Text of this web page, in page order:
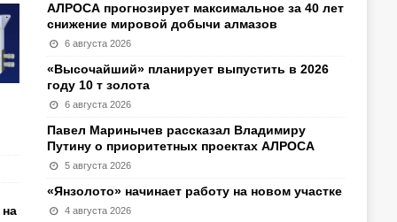
АЛРОСА прогнозирует максимальное за 40 лет
снижение мировой добычи алмазов
6 августа 2026
«Высочайший» планирует выпустить в 2026
году 10 т золота
6 августа 2026
Павел Маринычев рассказал Владимиру
Путину о приоритетных проектах АЛРОСА
5 августа 2026
«Янзолото» начинает работу на новом участке
4 августа 2026